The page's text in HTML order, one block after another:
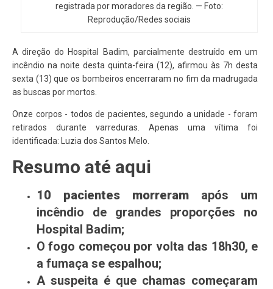
registrada por moradores da região. — Foto:
Reprodução/Redes sociais
A direção do Hospital Badim, parcialmente destruído em um
incêndio na noite desta quinta-feira (12), afirmou às 7h desta
sexta (13) que os bombeiros encerraram no fim da madrugada
as buscas por mortos.
Onze corpos - todos de pacientes, segundo a unidade - foram
retirados durante varreduras. Apenas uma vítima foi
identificada: Luzia dos Santos Melo.
Resumo até aqui
10 pacientes morreram após um
incêndio de grandes proporções no
Hospital Badim;
O fogo começou por volta das 18h30, e
a fumaça se espalhou;
A suspeita é que chamas começaram